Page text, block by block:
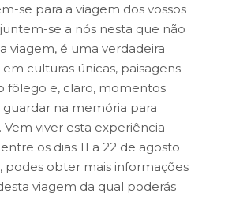
se para a viagem dos vossos
se a nós nesta que não
viagem, é uma verdadeira
culturas únicas, paisagens
fôlego e, claro, momentos
guardar na memória para
Vem viver esta experiência
os dias 11 a 22 de agosto
podes obter mais informações
viagem da qual poderás